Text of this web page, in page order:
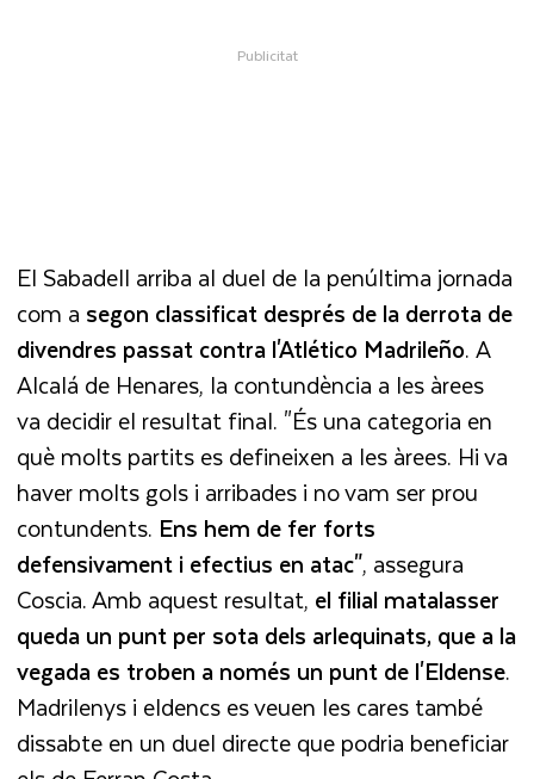
El Sabadell arriba al duel de la penúltima jornada
com a segon classificat després de la derrota de
divendres passat contra l'Atlético Madrileño. A
Alcalá de Henares, la contundència a les àrees
va decidir el resultat final. "És una categoria en
què molts partits es defineixen a les àrees. Hi va
haver molts gols i arribades i no vam ser prou
contundents. Ens hem de fer forts
defensivament i efectius en atac", assegura
Coscia. Amb aquest resultat, el filial matalasser
queda un punt per sota dels arlequinats, que a la
vegada es troben a només un punt de l'Eldense.
Madrilenys i eldencs es veuen les cares també
dissabte en un duel directe que podria beneficiar